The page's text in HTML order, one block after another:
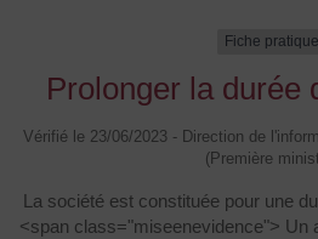
Fiche pratique
Prolonger la durée
Vérifié le 23/06/2023 - Direction de
(Première
La société est constituée pour une
<span class="miseenevidence"> Un